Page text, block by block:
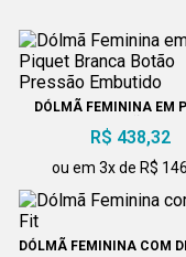
DÓLMÃ FEMININA EM
EMBUTIDO
R$ 438,32
ou em 3x de R$
DÓLMÃ FEMININA COM